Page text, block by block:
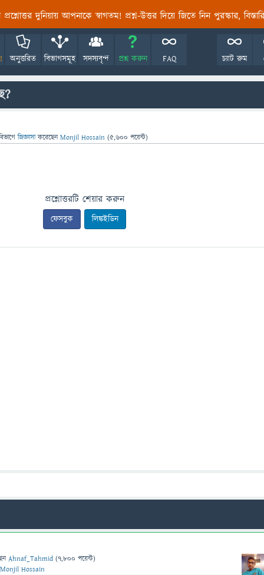
প্রশ্নোত্তর দুনিয়ায় আপনাকে স্বাগতম! প্রশ্ন-উত্তর দিয়ে জিতে নিন পুরস্কার,
অনুত্তরিত বিভাগসমূহ সদস্যবৃন্দ প্রশ্ন করুন FAQ চ্যাট রুম
জিজ্ঞাসাকরেছেনMonjil Hossain (5,600 পয়েন্ট)
প্রশ্নোত্তরটি শেয়ার করুন
ফেসবুক লিঙ্কইডিন
Ahnaf_Tahmid (7,800 পয়েন্ট)
Monjil Hossain